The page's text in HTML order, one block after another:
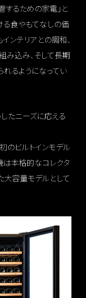
するための家電」と
る食やもてなしの価
ンテリアとの調和、
み込み、そして長期
るようになってい
たニーズに応える
のビルトインモデル
は本格的なコレクタ
容量モデルとして